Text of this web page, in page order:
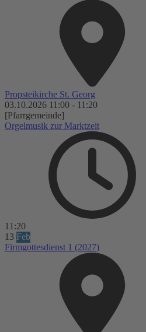
Propsteikirche St. Georg
03.10.2026 11:00 - 11:20
[Pfarrgemeinde]
Orgelmusik zur Marktzeit
11:20
13 Feb
Firmgottesdienst 1 (2027)